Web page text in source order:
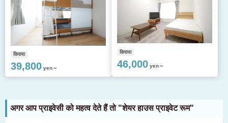
किराया
39,800 yen～
किराया
46,000 yen～
अगर आप प्राइवेसी को महत्व देते हैं तो "शेयर हाउस प्राइवेट रूम"